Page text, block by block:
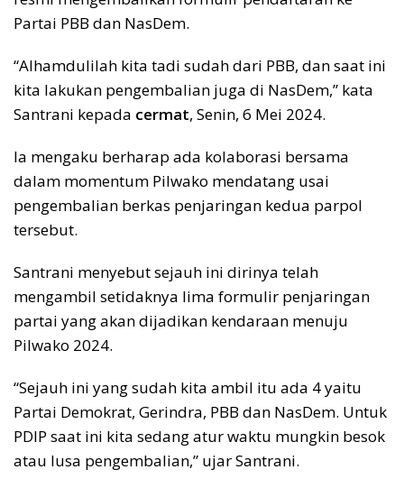
Partai PBB dan NasDem.
“Alhamdulilah kita tadi sudah dari PBB, dan saat ini
kita lakukan pengembalian juga di NasDem,” kata
Santrani kepada cermat, Senin, 6 Mei 2024.
Ia mengaku berharap ada kolaborasi bersama
dalam momentum Pilwako mendatang usai
pengembalian berkas penjaringan kedua parpol
tersebut.
Santrani menyebut sejauh ini dirinya telah
mengambil setidaknya lima formulir penjaringan
partai yang akan dijadikan kendaraan menuju
Pilwako 2024.
“Sejauh ini yang sudah kita ambil itu ada 4 yaitu
Partai Demokrat, Gerindra, PBB dan NasDem. Untuk
PDIP saat ini kita sedang atur waktu mungkin besok
atau lusa pengembalian,” ujar Santrani.